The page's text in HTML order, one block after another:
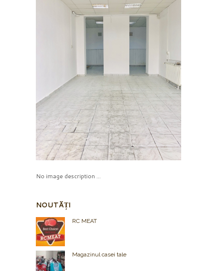
No image description ...
NOUTĂȚI
RC MEAT
Magazinul casei tale